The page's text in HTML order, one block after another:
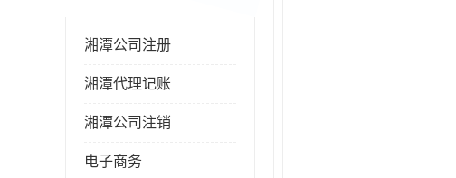
湘潭公司注册
湘潭代理记账
湘潭公司注销
电子商务